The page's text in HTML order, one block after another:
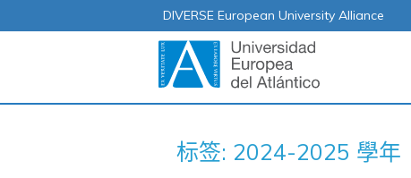
DIVERSE European University Alliance
标签: 2024-2025 學年